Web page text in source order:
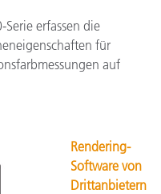
erfassen die
für
auf
Rendering-
Software von
Drittanbietern